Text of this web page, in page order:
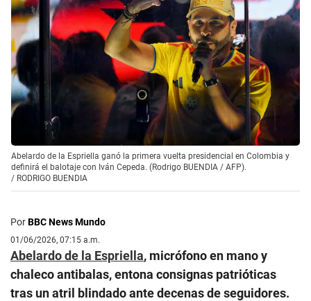
Abelardo de la Espriella ganó la primera vuelta presidencial en Colombia y
definirá el balotaje con Iván Cepeda. (Rodrigo BUENDIA / AFP).
/ RODRIGO BUENDIA
PorBBC News Mundo
01/06/2026, 07:15 a.m.
Abelardo de la Espriella, micrófono en mano y
chaleco antibalas, entona consignas patrióticas
tras un atril blindado ante decenas de seguidores.